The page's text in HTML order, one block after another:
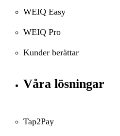
WEIQ Easy
WEIQ Pro
Kunder berättar
Våra lösningar
Tap2Pay